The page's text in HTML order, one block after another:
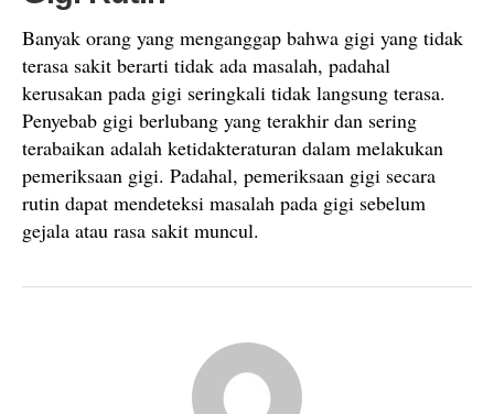
Banyak orang yang menganggap bahwa gigi yang tidak
terasa sakit berarti tidak ada masalah, padahal
kerusakan pada gigi seringkali tidak langsung terasa.
Penyebab gigi berlubang yang terakhir dan sering
terabaikan adalah ketidakteraturan dalam melakukan
pemeriksaan gigi. Padahal, pemeriksaan gigi secara
rutin dapat mendeteksi masalah pada gigi sebelum
gejala atau rasa sakit muncul.